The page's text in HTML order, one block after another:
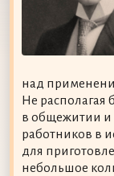
над
Не
в общежитии и
работников в
для
небольшое